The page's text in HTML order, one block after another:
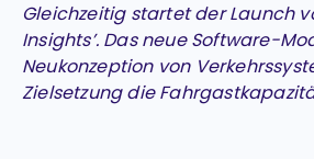
Gleichzeitig startet der Launch
Insights’. Das neue Software-
Neukonzeption von
Zielsetzung die